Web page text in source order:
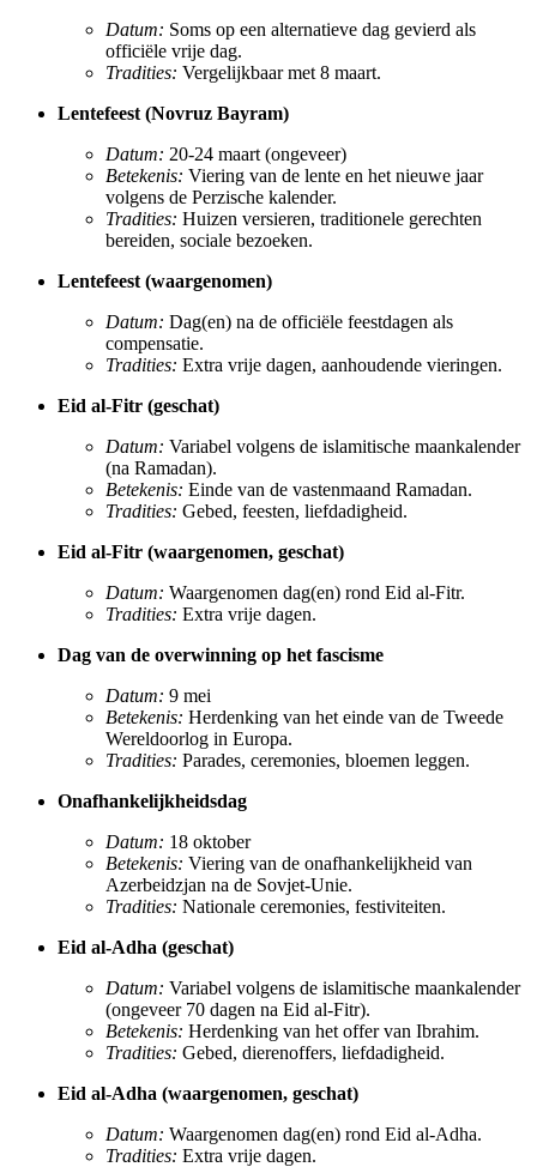
Datum: Soms op een alternatieve dag gevierd als
officiële vrije dag.
Tradities: Vergelijkbaar met 8 maart.
Lentefeest (Novruz Bayram)
Datum: 20-24 maart (ongeveer)
Betekenis: Viering van de lente en het nieuwe jaar
volgens de Perzische kalender.
Tradities: Huizen versieren, traditionele gerechten
bereiden, sociale bezoeken.
Lentefeest (waargenomen)
Datum: Dag(en) na de officiële feestdagen als
compensatie.
Tradities: Extra vrije dagen, aanhoudende vieringen.
Eid al-Fitr (geschat)
Datum: Variabel volgens de islamitische maankalender
(na Ramadan).
Betekenis: Einde van de vastenmaand Ramadan.
Tradities: Gebed, feesten, liefdadigheid.
Eid al-Fitr (waargenomen, geschat)
Datum: Waargenomen dag(en) rond Eid al-Fitr.
Tradities: Extra vrije dagen.
Dag van de overwinning op het fascisme
Datum: 9 mei
Betekenis: Herdenking van het einde van de Tweede
Wereldoorlog in Europa.
Tradities: Parades, ceremonies, bloemen leggen.
Onafhankelijkheidsdag
Datum: 18 oktober
Betekenis: Viering van de onafhankelijkheid van
Azerbeidzjan na de Sovjet-Unie.
Tradities: Nationale ceremonies, festiviteiten.
Eid al-Adha (geschat)
Datum: Variabel volgens de islamitische maankalender
(ongeveer 70 dagen na Eid al-Fitr).
Betekenis: Herdenking van het offer van Ibrahim.
Tradities: Gebed, dierenoffers, liefdadigheid.
Eid al-Adha (waargenomen, geschat)
Datum: Waargenomen dag(en) rond Eid al-Adha.
Tradities: Extra vrije dagen.